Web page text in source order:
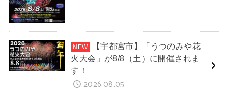
【宇都宮市】「うつのみや花
火大会」が8/8（土）に開催されま
す！
2026.08.05